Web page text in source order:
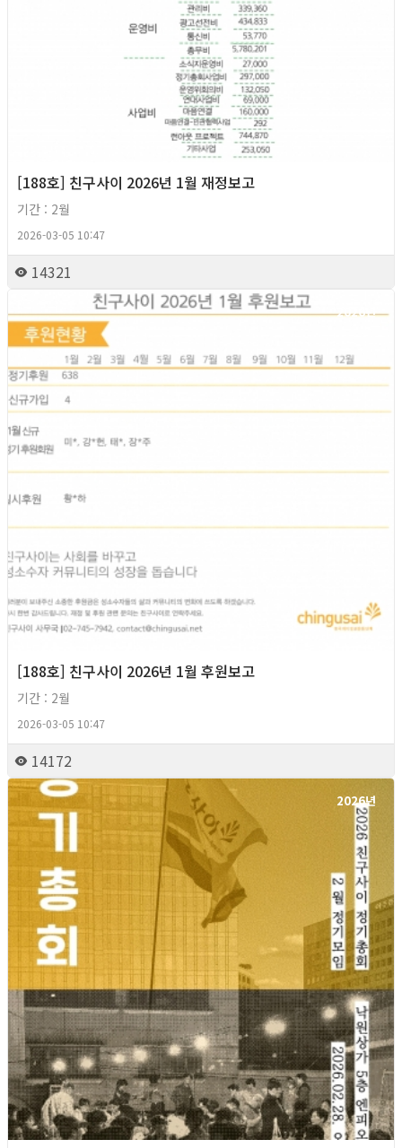
[188호] 친구사이 2026년 1월 재정보고
기간 : 2월
2026-03-05 10:47
14321
2026년
[188호] 친구사이 2026년 1월 후원보고
기간 : 2월
2026-03-05 10:47
14172
2026년